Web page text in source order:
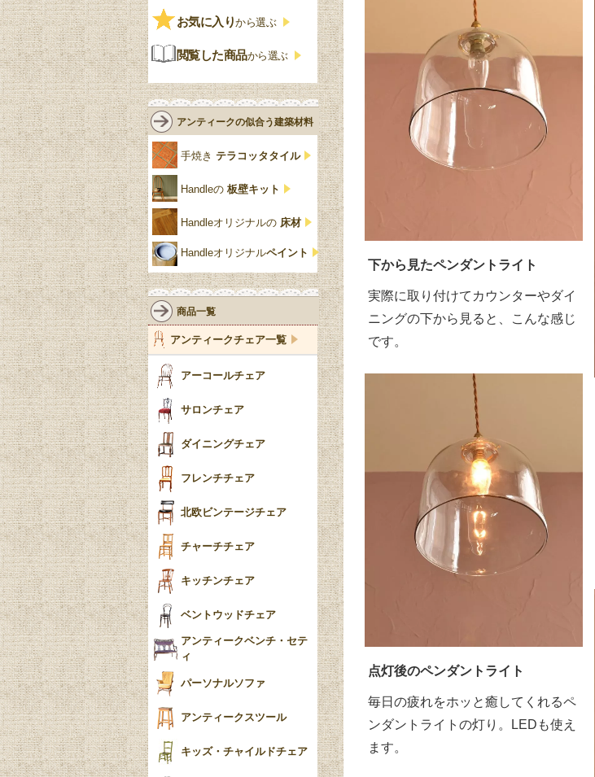
下から見たペンダントライト
実際に取り付けてカウンターやダイ
ニングの下から見ると、こんな感じ
です。
点灯後のペンダントライト
毎日の疲れをホッと癒してくれるペ
ンダントライトの灯り。LEDも使え
ます。
チェストおしゃれ
クローゼット
鏡台
花台
仏壇おしゃれ
靴箱収納
スリッパ収納
壁掛け家具
パーテーション・間
仕切り
ガーデンファニチャ
ー
ミラー
花瓶おしゃれ
陶器の人形
エリザベス様式
ジャコビアン
ロココ様式
ミッドセンチュリー
アールデコ
白・ホワイト
黒・ブラック
雷文
ビーディング
リネンフォールド
ルネット
アカンサス
パイクラスト
脚のモチーフ一覧
ターニングレッグ
バルボスレッグ
ボビンターニング
ツイスト
トライポッド
バラスター
陶磁器の模様一覧
イマリ（IMARI）
ローズウッド材
サテンウッド材
ロイドルーム
コントワールドファミー
ユ
ジェニファーテイラー
チェスターフィールド
リリパットレーン
アングルポイズ
ウォーカー＆ホール
ビンテージ
お気に入りから選ぶ
閲覧した商品から選ぶ
アンティークの似合う建築材料
手焼き テラコッタタイル
Handleの 板壁キット
Handleオリジナルの 床材
Handleオリジナルペイント
商品一覧
アンティークチェア一覧
アーコールチェア
サロンチェア
ダイニングチェア
フレンチチェア
北欧ビンテージチェア
チャーチチェア
キッチンチェア
ベントウッドチェア
アンティークベンチ・セテ
ィ
パーソナルソファ
アンティークスツール
キッズ・チャイルドチェア